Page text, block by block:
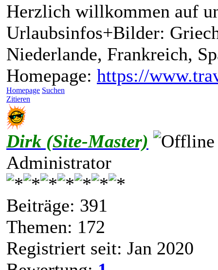
Herzlich willkommen auf
Urlaubsinfos+Bilder:
Niederlande, Frankreich,
Homepage: https://
Homepage Suchen
Zitieren
Dirk (Site-Master)
Administrator
Beiträge: 391
Themen: 172
Registriert seit: Jan 2020